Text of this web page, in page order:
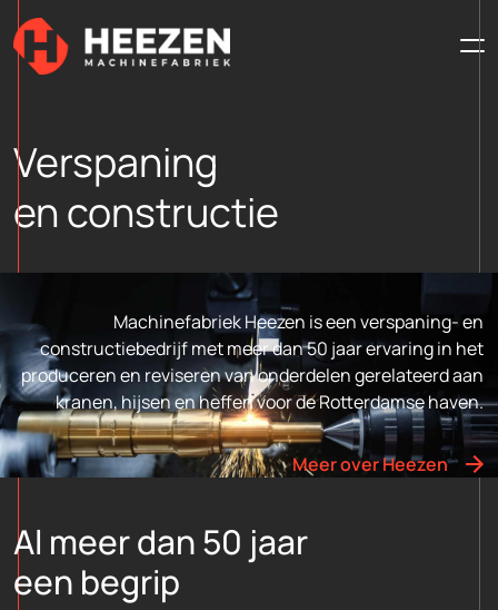
Verspaning
en constructie
Machinefabriek Heezen is een verspaning- en
constructiebedrijf met meer dan 50 jaar ervaring in het
produceren en reviseren van onderdelen gerelateerd aan
kranen, hijsen en heffen voor de Rotterdamse haven.
Meer over Heezen
Al meer dan 50 jaar
een begrip